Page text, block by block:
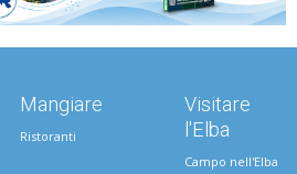
Mangiare
Ristoranti
Visitare
l'Elba
Campo nell'Elba